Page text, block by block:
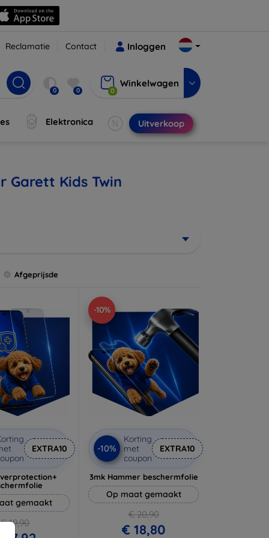
Reclamatie Contact Inloggen
0 0 0
Winkelwagen
Elektronica Uitverkoop
Garett Kids Twin
Afgeprijsde
EXTRA10
gemaakt
€ 19,90
-10%
-10%
Korting
met
coupon
EXTRA10
3mk Hammer beschermfolie
Op maat gemaakt
€ 20,90
€ 18,80